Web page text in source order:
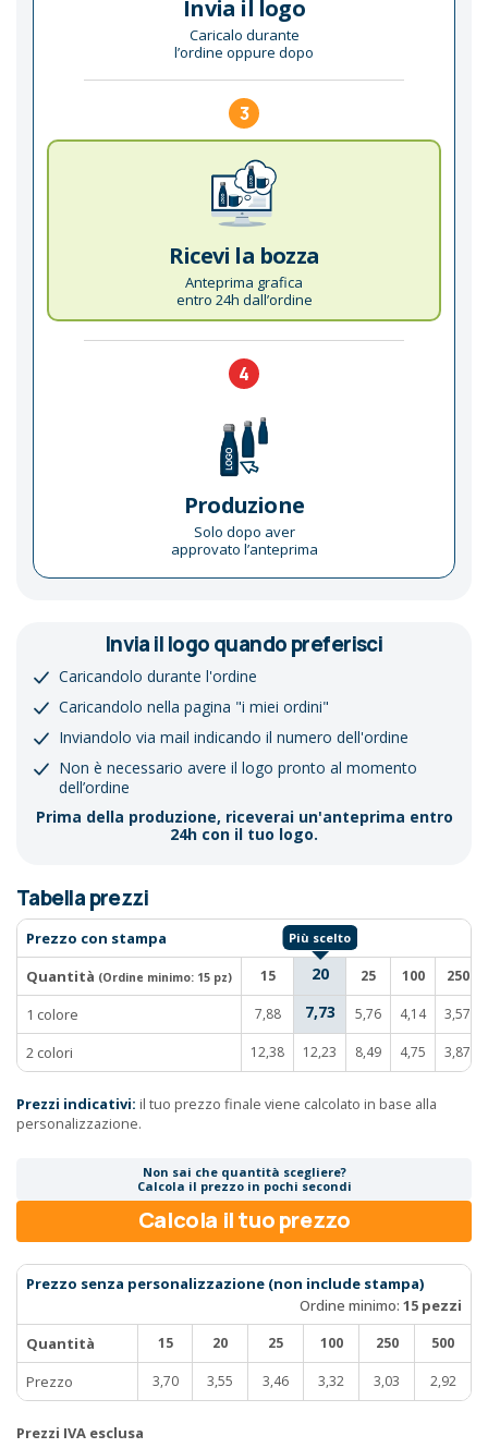
Invia il logo
Caricalo durante
l’ordine oppure dopo
3
Ricevi la bozza
Anteprima grafica
entro 24h dall’ordine
4
Produzione
Solo dopo aver
approvato l’anteprima
Invia il logo quando preferisci
Caricandolo durante l'ordine
Caricandolo nella pagina "i miei ordini"
Inviandolo via mail indicando il numero dell'ordine
Non è necessario avere il logo pronto al momento
dell’ordine
Prima della produzione, riceverai un'anteprima entro
24h con il tuo logo.
Tabella prezzi
Prezzo con stampa
Quantità (Ordine minimo: 15 pz) 15 20 25 100 250
1 colore 7,88 7,73 5,76 4,14 3,57
2 colori 12,38 12,23 8,49 4,75 3,87
Prezzi indicativi: il tuo prezzo finale viene calcolato in base alla
personalizzazione.
Non sai che quantità scegliere?
Calcola il prezzo in pochi secondi
Calcola il tuo prezzo
Prezzo senza personalizzazione (non include stampa)
Ordine minimo: 15 pezzi
Quantità
15 20 25 100 250 500
Prezzo 3,70 3,55 3,46 3,32 3,03 2,92
Prezzi IVA esclusa